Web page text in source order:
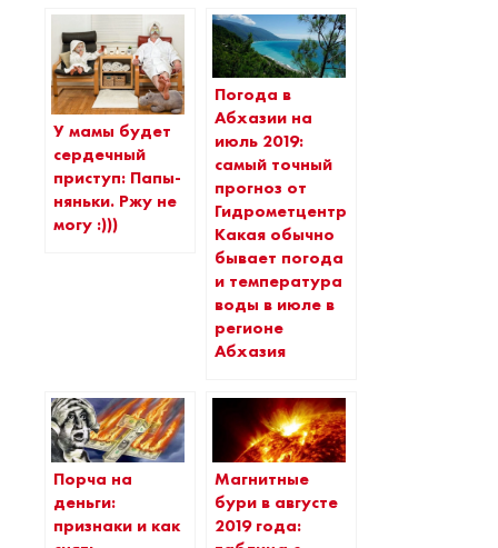
У мамы будет
сердечный
приступ: Папы-
няньки. Ржу не
могу :)))
Погода в
Абхазии на
июль 2019:
самый точный
прогноз от
Гидрометцентра.
Какая обычно
бывает погода
и температура
воды в июле в
регионе
Абхазия
Порча на
деньги:
признаки и как
Магнитные
бури в августе
2019 года: